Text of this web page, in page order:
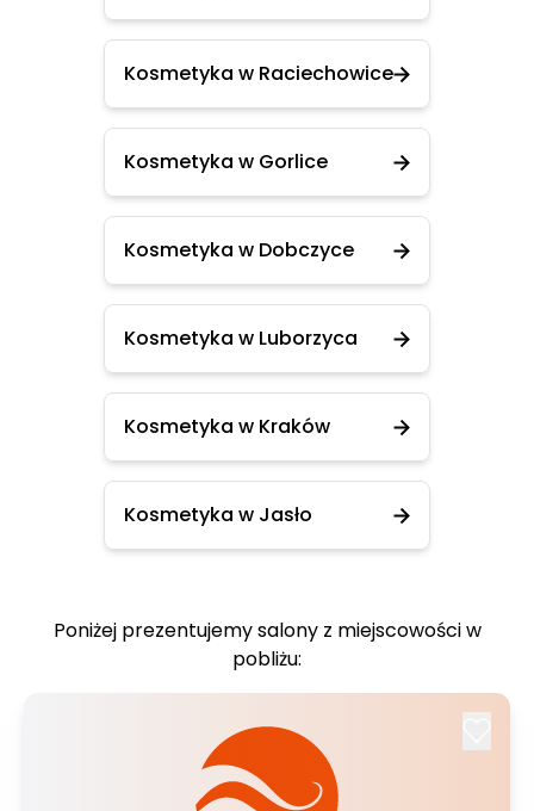
Kosmetyka w Raciechowice
Kosmetyka w Gorlice
Kosmetyka w Dobczyce
Kosmetyka w Luborzyca
Kosmetyka w Kraków
Kosmetyka w Jasło
Poniżej prezentujemy salony z miejscowości w
pobliżu: